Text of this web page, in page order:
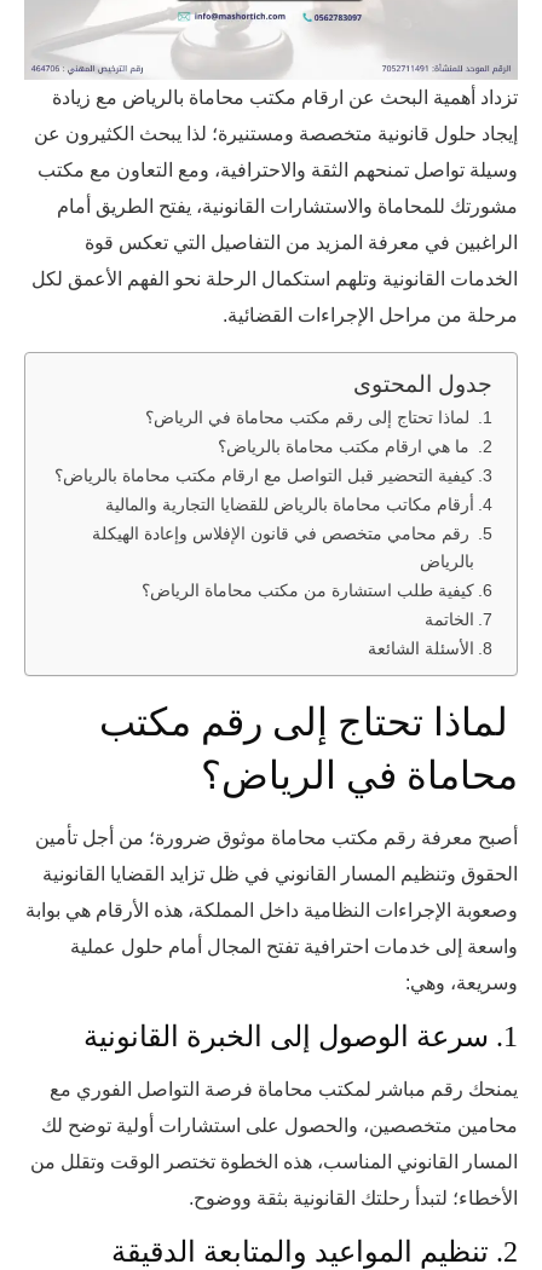
تزداد أهمية البحث عن ارقام مكتب محاماة بالرياض مع زيادة
إيجاد حلول قانونية متخصصة ومستنيرة؛ لذا يبحث الكثيرون عن
وسيلة تواصل تمنحهم الثقة والاحترافية، ومع التعاون مع مكتب
مشورتك للمحاماة والاستشارات القانونية، يفتح الطريق أمام
الراغبين في معرفة المزيد من التفاصيل التي تعكس قوة
الخدمات القانونية وتلهم استكمال الرحلة نحو الفهم الأعمق لكل
مرحلة من مراحل الإجراءات القضائية.
جدول المحتوى
لماذا تحتاج إلى رقم مكتب محاماة في الرياض؟
ما هي ارقام مكتب محاماة بالرياض؟
كيفية التحضير قبل التواصل مع ارقام مكتب محاماة بالرياض؟
أرقام مكاتب محاماة بالرياض للقضايا التجارية والمالية
رقم محامي متخصص في قانون الإفلاس وإعادة الهيكلة
بالرياض
كيفية طلب استشارة من مكتب محاماة الرياض؟
الخاتمة
الأسئلة الشائعة
لماذا تحتاج إلى رقم مكتب
محاماة في الرياض؟
أصبح معرفة رقم مكتب محاماة موثوق ضرورة؛ من أجل تأمين
الحقوق وتنظيم المسار القانوني في ظل تزايد القضايا القانونية
وصعوبة الإجراءات النظامية داخل المملكة، هذه الأرقام هي بوابة
واسعة إلى خدمات احترافية تفتح المجال أمام حلول عملية
وسريعة، وهي:
1. سرعة الوصول إلى الخبرة القانونية
يمنحك رقم مباشر لمكتب محاماة فرصة التواصل الفوري مع
محامين متخصصين، والحصول على استشارات أولية توضح لك
المسار القانوني المناسب، هذه الخطوة تختصر الوقت وتقلل من
الأخطاء؛ لتبدأ رحلتك القانونية بثقة ووضوح.
2. تنظيم المواعيد والمتابعة الدقيقة